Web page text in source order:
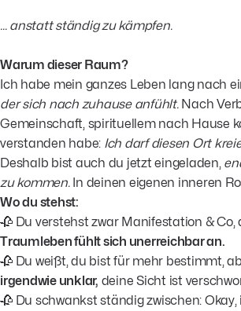
... anstatt ständig zu kämpfen.
Warum dieser Raum?
Ich habe mein ganzes Leben lang nach
der sich nach zuhause anfühlt.Nach
Gemeinschaft, spirituellem nach Hause
verstanden habe: Ich darf diesen Ort
Deshalb bist auch du jetzt eingeladen,
zu kommen. In deinen eigenen inneren
Wo du stehst:
🥀 Du verstehst zwar Manifestation & Co,
Traumleben fühlt sich unerreichbar an.
🥀 Du weißt, du bist für mehr bestimmt,
irgendwie unklar, deine Sicht ist
🥀 Du schwankst ständig zwischen: